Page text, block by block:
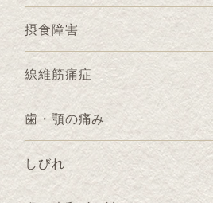
摂食障害
線維筋痛症
歯・顎の痛み
しびれ